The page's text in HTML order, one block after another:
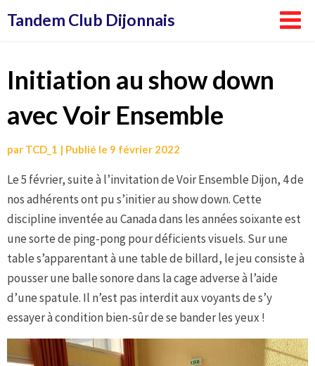
auTandem Club Dijonnais
Initiation au show down
avec Voir Ensemble
par TCD_1 | Publié le 9 février 2022
Le 5 février, suite à l’invitation de Voir Ensemble Dijon, 4 de
nos adhérents ont pu s’initier au show down. Cette
discipline inventée au Canada dans les années soixante est
une sorte de ping-pong pour déficients visuels. Sur une
table s’apparentant à une table de billard, le jeu consiste à
pousser une balle sonore dans la cage adverse à l’aide
d’une spatule. Il n’est pas interdit aux voyants de s’y
essayer à condition bien-sûr de se bander les yeux !